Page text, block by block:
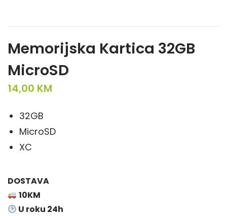
Memorijska Kartica 32GB
MicroSD
14,00 KM
32GB
MicroSD
XC
DOSTAVA
10KM
U roku 24h